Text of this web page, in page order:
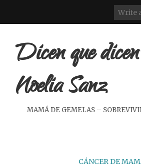
Dicen que
Noelia Sanz
MAMÁ DE GEMELAS –
CÁNCER DE